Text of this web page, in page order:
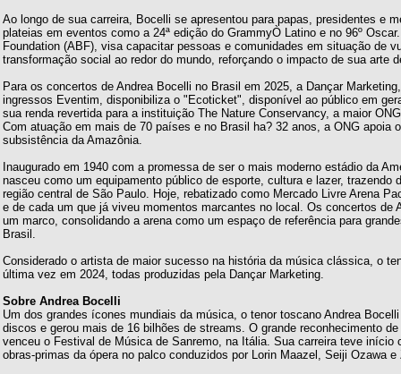
Ao longo de sua carreira, Bocelli se apresentou para papas, presidentes e
plateias em eventos como a 24ª edição do GrammyÒ Latino e no 96º
Foundation (ABF), visa capacitar pessoas e comunidades em situação de
transformação social ao redor do mundo, reforçando o impacto de sua arte
Para os concertos de Andrea Bocelli no Brasil em 2025, a Dançar
ingressos Eventim, disponibiliza o "Ecoticket", disponível ao público em
sua renda revertida para a instituição The Nature Conservancy, a maior
Com atuação em mais de 70 países e no Brasil ha? 32 anos, a ONG apoia
subsistência da Amazônia.
Inaugurado em 1940 com a promessa de ser o mais moderno estádio da
nasceu como um equipamento público de esporte, cultura e lazer, trazendo
região central de São Paulo. Hoje, rebatizado como Mercado Livre Arena
e de cada um que já viveu momentos marcantes no local. Os concertos de
um marco, consolidando a arena como um espaço de referência para
Brasil.
Considerado o artista de maior sucesso na história da música clássica, o
última vez em 2024, todas produzidas pela Dançar Marketing.
Sobre Andrea Bocelli
Um dos grandes ícones mundiais da música, o tenor toscano Andrea
discos e gerou mais de 16 bilhões de streams. O grande reconhecimento
venceu o Festival de Música de Sanremo, na Itália. Sua carreira teve início
obras-primas da ópera no palco conduzidos por Lorin Maazel, Seiji Ozawa e